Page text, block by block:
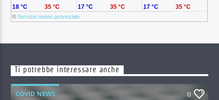
©Servizio meteo provinciale
18 °C 35 °C 17 °C 35 °C 17 °C 35 °C
Ti potrebbe interessare anche
COVID NEWS 0